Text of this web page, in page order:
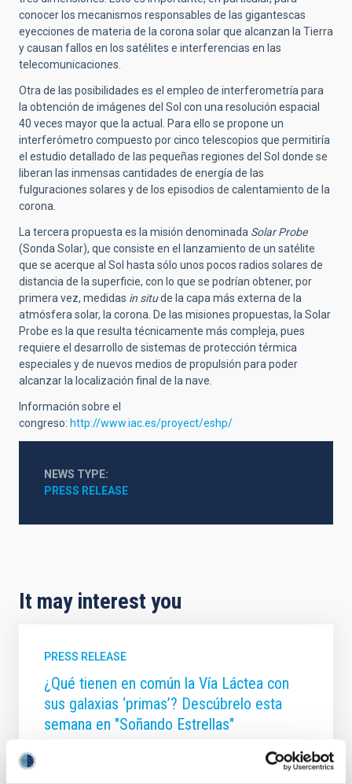
conocer los mecanismos responsables de las gigantescas
eyecciones de materia de la corona solar que alcanzan la Tierra
y causan fallos en los satélites e interferencias en las
telecomunicaciones.
Otra de las posibilidades es el empleo de interferometría para
la obtención de imágenes del Sol con una resolución espacial
40 veces mayor que la actual. Para ello se propone un
interferómetro compuesto por cinco telescopios que permitiría
el estudio detallado de las pequeñas regiones del Sol donde se
liberan las inmensas cantidades de energía de las
fulguraciones solares y de los episodios de calentamiento de la
corona.
La tercera propuesta es la misión denominada Solar Probe
(Sonda Solar), que consiste en el lanzamiento de un satélite
que se acerque al Sol hasta sólo unos pocos radios solares de
distancia de la superficie, con lo que se podrían obtener, por
primera vez, medidas in situde la capa más externa de la
atmósfera solar, la corona. De las misiones propuestas, la Solar
Probe es la que resulta técnicamente más compleja, pues
requiere el desarrollo de sistemas de protección térmica
especiales y de nuevos medios de propulsión para poder
alcanzar la localización final de la nave.
Información sobre el
congreso: http://www.iac.es/proyect/eshp/
NEWS TYPE
PRESS RELEASE
It may interest you
PRESS RELEASE
¿Qué tienen en común la Vía Láctea con
sus galaxias ‘primas’? Descúbrelo esta
semana en "Soñando Estrellas"
El programa de divulgación científica del Instituto de